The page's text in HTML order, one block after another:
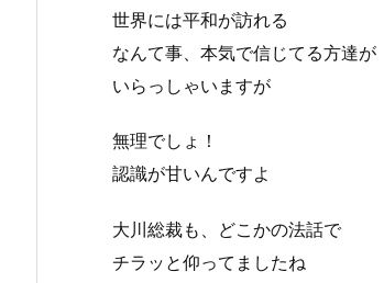
世界には平和が訪れる
なんて事、本気で信じてる方達が
いらっしゃいますが
無理でしょ！
認識が甘いんですよ
大川総裁も、どこかの法話で
チラッと仰ってましたね